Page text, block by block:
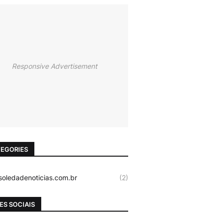
Responsive Advertisement
(2)
SOCIAIS